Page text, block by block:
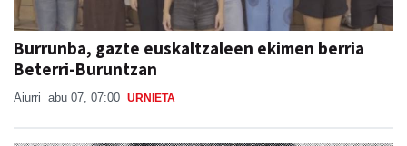
Burrunba, gazte euskaltzaleen ekimen berria
Beterri-Buruntzan
Aiurri abu 07, 07:00 URNIETA